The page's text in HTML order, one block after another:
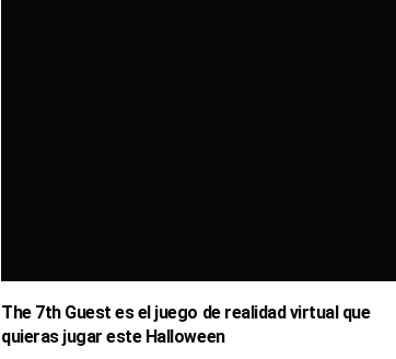
The 7th Guest es el juego de realidad virtual que
quieras jugar este Halloween